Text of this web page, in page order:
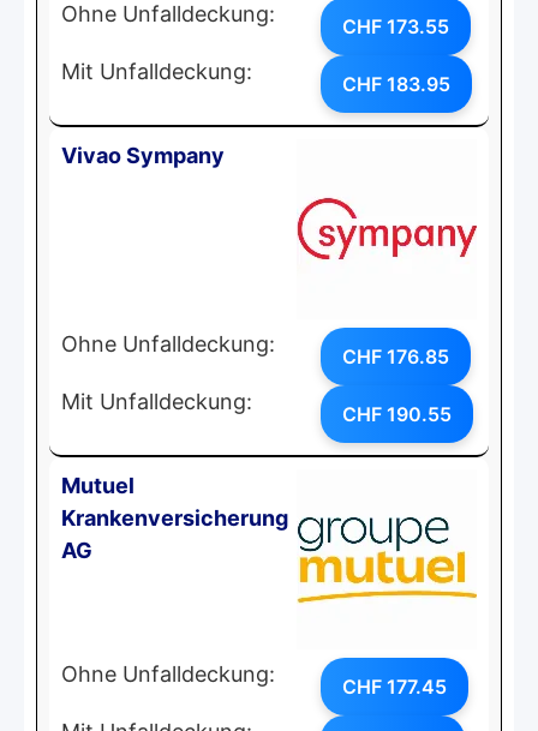
Ohne Unfalldeckung: CHF 173.55
Mit Unfalldeckung: CHF 183.95
Vivao Sympany
Ohne Unfalldeckung: CHF 176.85
Mit Unfalldeckung: CHF 190.55
Mutuel
Krankenversicherung
AG
Ohne Unfalldeckung: CHF 177.45